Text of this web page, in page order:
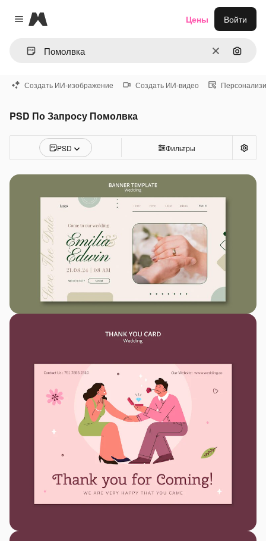
Close menu
Magnific
ОчиститьПоиск
Цены Войти
Создать ИИ-изображение Создать ИИ-видео
PSD По Запросу Помолвка
PSD Фильтры